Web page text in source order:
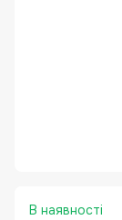
В наявності